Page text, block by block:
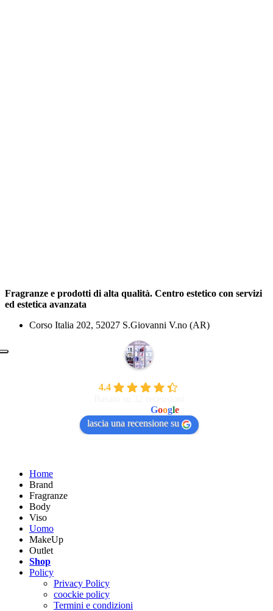
Fragranze e prodotti di alta qualità. Centro estetico con servizi
ed estetica avanzata
Corso Italia 202, 52027 S.Giovanni V.no (AR)
4.4
Google
lascia una recensione su
Home
Brand
Fragranze
Body
Viso
Uomo
MakeUp
Outlet
Shop
Policy
Privacy Policy
coockie policy
Termini e condizioni